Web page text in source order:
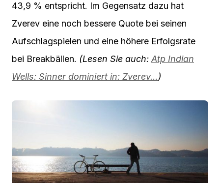
43,9 % entspricht. Im Gegensatz dazu hat
Zverev eine noch bessere Quote bei seinen
Aufschlagspielen und eine höhere Erfolgsrate
bei Breakbällen. (Lesen Sie auch: Atp Indian
Wells: Sinner dominiert in: Zverev…)